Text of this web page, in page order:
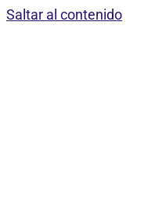
Saltar al contenido